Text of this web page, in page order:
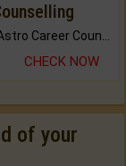
The CogniAstro Career Counselling Report is the most comprehensive report available on this topic.
CHECK NOW
of your